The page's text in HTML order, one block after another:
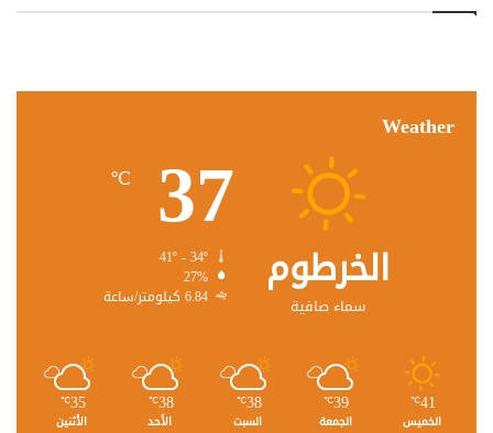
Weather
الخرطوم
سماء صافية
37
℃
27%
6.84 كيلومتر/ساعة
41
℃
الخميس
39
℃
الجمعة
38
℃
السبت
38
℃
الأحد
35
℃
الأثنين